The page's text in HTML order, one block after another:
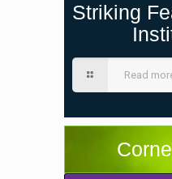
Striking
Read